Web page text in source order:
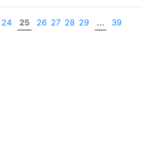
24 25 26 27 28 29 ... 39